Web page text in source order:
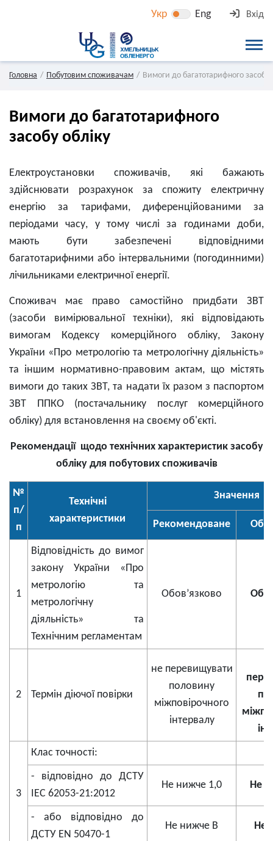
Укр Eng Вхід
Головна Побутовим споживачам Вимоги до багатотарифного засобу
Вимоги до багатотарифного
засобу обліку
Електроустановки споживачів, які бажають
здійснювати розрахунок за спожиту електричну
енергію за тарифами, диференційованими за
періодами часу, у тому числі за годинами доби,
мають бути забезпечені відповідними
багатотарифними або інтервальними (погодинними)
лічильниками електричної енергії.
Споживач має право самостійно придбати ЗВТ
(засоби вимірювальної техніки), які відповідають
вимогам Кодексу комерційного обліку, Закону
України «Про метрологію та метрологічну діяльність»
та іншим нормативно-правовим актам, що містять
вимоги до таких ЗВТ, та надати їх разом з паспортом
ЗВТ ППКО (постачальнику послуг комерційного
обліку) для встановлення на своєму об'єкті.
Рекомендації щодо технічних характеристик засобу
обліку для побутових споживачів
№
п/
п
Технічні
характеристики
Значення
Рекомендоване
1
Відповідність до вимог
закону України «Про
метрологію та
метрологічну
діяльність» та
Технічним регламентам
Обов’язково
2 Термін діючої повірки
не перевищувати
половину
міжповірочного
інтервалу
3
Клас точності:
- відповідно до ДСТУ
IEC 62053-21:2012
Не нижче 1,0 Не
- або відповідно до
ДСТУ EN 50470-1
Не нижче В Не